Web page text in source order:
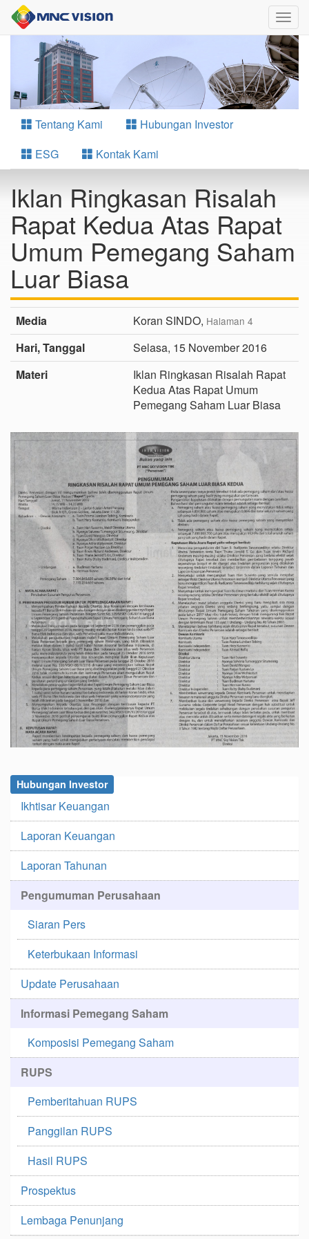
Tentang Kami
Hubungan Investor
ESG
Kontak Kami
Iklan Ringkasan Risalah
Rapat Kedua Atas Rapat
Umum Pemegang Saham
Luar Biasa
Media Koran SINDO, Halaman 4
Hari, Tanggal
Selasa, 15 November 2016
Materi
Iklan Ringkasan Risalah Rapat
Kedua Atas Rapat Umum
Pemegang Saham Luar Biasa
Hubungan Investor
Ikhtisar Keuangan
Laporan Keuangan
Laporan Tahunan
Pengumuman Perusahaan
Siaran Pers
Keterbukaan Informasi
Update Perusahaan
Informasi Pemegang Saham
Komposisi Pemegang Saham
RUPS
Pemberitahuan RUPS
Panggilan RUPS
Hasil RUPS
Prospektus
Lembaga Penunjang